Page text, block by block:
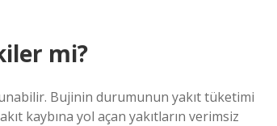
mi?
Bujinin durumunun yakıt tüketimi
kaybına yol açan yakıtların verimsiz